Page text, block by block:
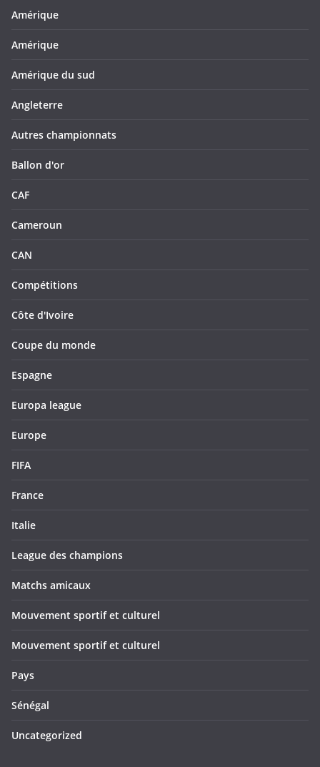
Amérique
Amérique
Amérique du sud
Angleterre
Autres championnats
Ballon d'or
CAF
Cameroun
CAN
Compétitions
Côte d'Ivoire
Coupe du monde
Espagne
Europa league
Europe
FIFA
France
Italie
League des champions
Matchs amicaux
Mouvement sportif et culturel
Mouvement sportif et culturel
Pays
Sénégal
Uncategorized